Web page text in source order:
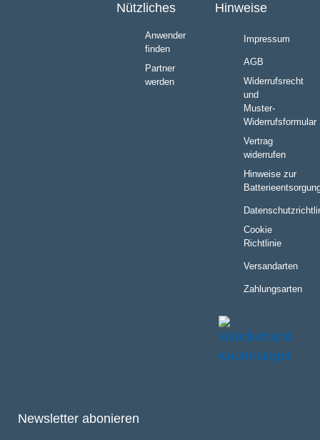
Nützliches
Anwender
finden
Partner
werden
Hinweise
Impressum
AGB
Widerrufsrecht
und
Muster-
Widerrufsformular
Vertrag
widerrufen
Hinweise zur
Cookie
Richtlinie
Versandarten
Zahlungsarten
Newsletter abonieren